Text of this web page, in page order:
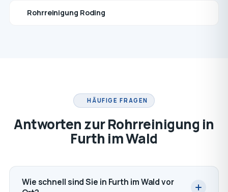
Rohrreinigung Roding
HÄUFIGE FRAGEN
Antworten zur Rohrreinigung in
Furth im Wald
Wie schnell sind Sie in Furth im Wald vor